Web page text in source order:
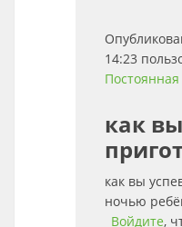
14:23
как
как вы
ночью
Войдите,